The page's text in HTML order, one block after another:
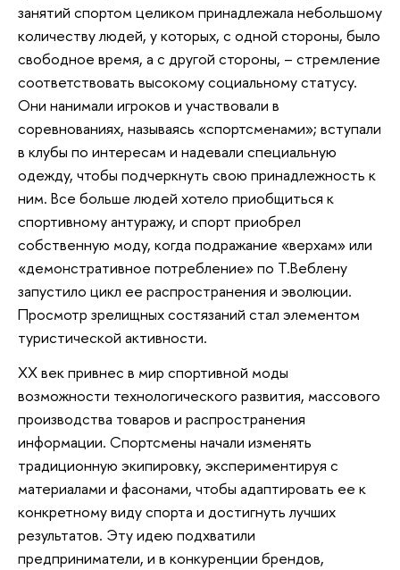
занятий спортом целиком принадлежала небольшому
количеству людей, у которых, с одной стороны, было
свободное время, а с другой стороны, – стремление
соответствовать высокому социальному статусу.
Они нанимали игроков и участвовали в
соревнованиях, называясь «спортсменами»; вступали
в клубы по интересам и надевали специальную
одежду, чтобы подчеркнуть свою принадлежность к
ним. Все больше людей хотело приобщиться к
спортивному антуражу, и спорт приобрел
собственную моду, когда подражание «верхам» или
«демонстративное потребление» по Т.Веблену
запустило цикл ее распространения и эволюции.
Просмотр зрелищных состязаний стал элементом
туристической активности.
XX век привнес в мир спортивной моды
возможности технологического развития, массового
производства товаров и распространения
информации. Спортсмены начали изменять
традиционную экипировку, экспериментируя с
материалами и фасонами, чтобы адаптировать ее к
конкретному виду спорта и достигнуть лучших
результатов. Эту идею подхватили
предприниматели, и в конкуренции брендов,